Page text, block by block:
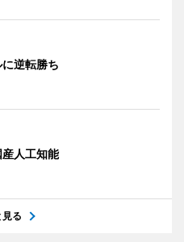
逆転勝ち
人工知能
見る